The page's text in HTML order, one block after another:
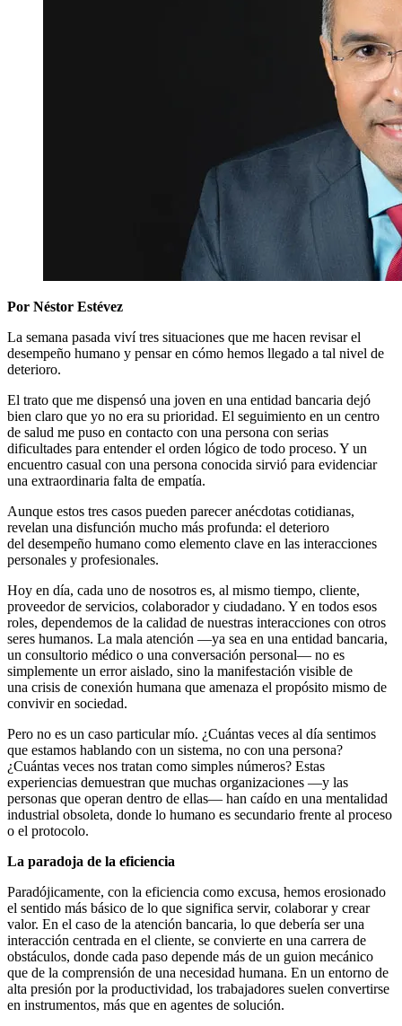
Por Néstor Estévez
La semana pasada viví tres situaciones que me hacen revisar el
desempeño humano y pensar en cómo hemos llegado a tal nivel de
deterioro.
El trato que me dispensó una joven en una entidad bancaria dejó
bien claro que yo no era su prioridad. El seguimiento en un centro
de salud me puso en contacto con una persona con serias
dificultades para entender el orden lógico de todo proceso. Y un
encuentro casual con una persona conocida sirvió para evidenciar
una extraordinaria falta de empatía.
Aunque estos tres casos pueden parecer anécdotas cotidianas,
revelan una disfunción mucho más profunda: el deterioro
del desempeño humano como elemento clave en las interacciones
personales y profesionales.
Hoy en día, cada uno de nosotros es, al mismo tiempo, cliente,
proveedor de servicios, colaborador y ciudadano. Y en todos esos
roles, dependemos de la calidad de nuestras interacciones con otros
seres humanos. La mala atención —ya sea en una entidad bancaria,
un consultorio médico o una conversación personal— no es
simplemente un error aislado, sino la manifestación visible de
una crisis de conexión humana que amenaza el propósito mismo de
convivir en sociedad.
Pero no es un caso particular mío. ¿Cuántas veces al día sentimos
que estamos hablando con un sistema, no con una persona?
¿Cuántas veces nos tratan como simples números? Estas
experiencias demuestran que muchas organizaciones —y las
personas que operan dentro de ellas— han caído en una mentalidad
industrial obsoleta, donde lo humano es secundario frente al proceso
o el protocolo.
La paradoja de la eficiencia
Paradójicamente, con la eficiencia como excusa, hemos erosionado
el sentido más básico de lo que significa servir, colaborar y crear
valor. En el caso de la atención bancaria, lo que debería ser una
interacción centrada en el cliente, se convierte en una carrera de
obstáculos, donde cada paso depende más de un guion mecánico
que de la comprensión de una necesidad humana. En un entorno de
alta presión por la productividad, los trabajadores suelen convertirse
en instrumentos, más que en agentes de solución.